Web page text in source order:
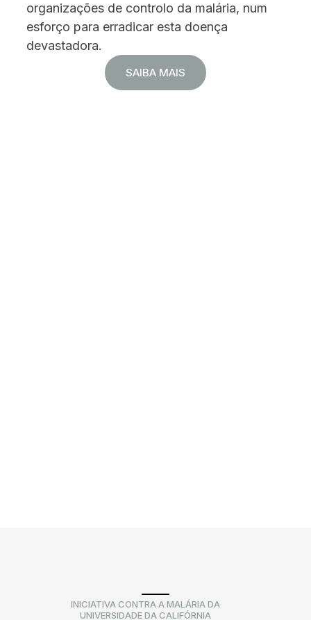
organizações de controlo da malária, num
esforço para erradicar esta doença
devastadora.
SAIBA MAIS
INICIATIVA CONTRA A MALÁRIA DA
UNIVERSIDADE DA CALIFÓRNIA